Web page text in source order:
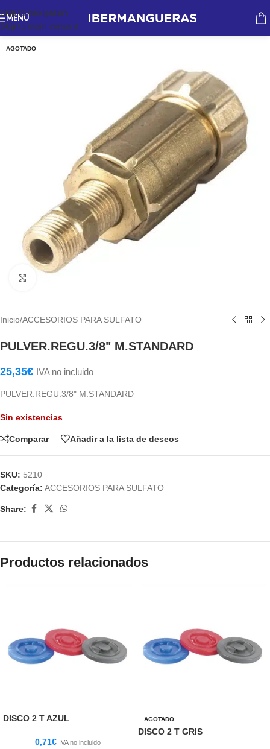
Skip to navigation
Skip to main content
MENÚ
AGOTADO
Inicio/ACCESORIOS PARA SULFATO
PULVER.REGU.3/8" M.STANDARD
25,35€ IVA no incluido
PULVER.REGU.3/8" M.STANDARD
Sin existencias
Comparar Añadir a la lista de deseos
SKU: 5210
Categoría: ACCESORIOS PARA SULFATO
Share:
Productos relacionados
DISCO 2 T AZUL
0,71€ IVA no incluido
AGOTADO
DISCO 2 T GRIS